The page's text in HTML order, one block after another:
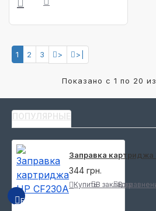
1 2 3 > >|
Показано с 1 по 20
ПОПУЛЯРНЫЕ
БЫСТРЫЙ ПРОСМОТР
Заправка картриджа
344 грн.
КупитьВ закладки
В